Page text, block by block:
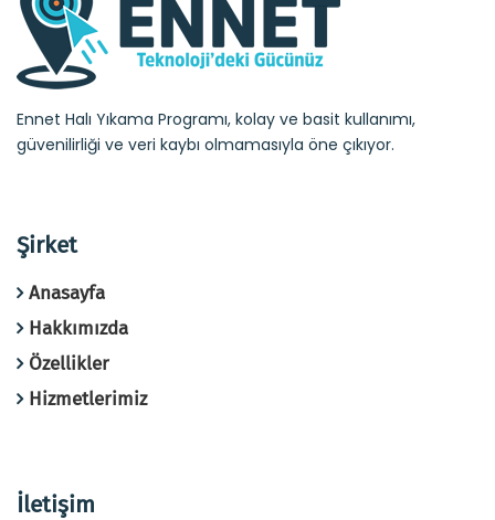
Ennet Halı Yıkama Programı, kolay ve basit kullanımı,
güvenilirliği ve veri kaybı olmamasıyla öne çıkıyor.
Şirket
Anasayfa
Hakkımızda
Özellikler
Hizmetlerimiz
İletişim